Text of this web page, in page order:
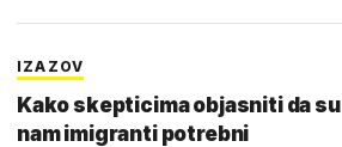
IZAZOV
Kako skepticima objasniti da su
nam imigranti potrebni